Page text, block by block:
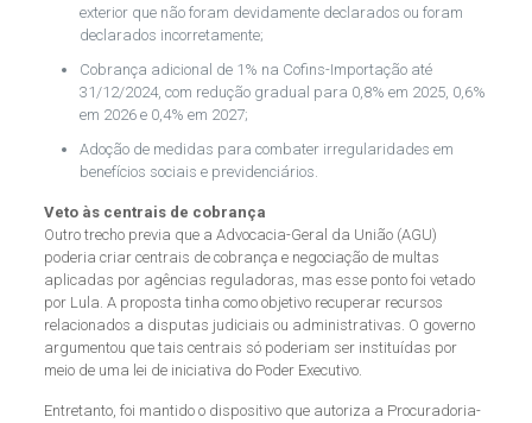
exterior que não foram devidamente declarados ou foram
declarados incorretamente;
Cobrança adicional de 1% na Cofins-Importação até
31/12/2024, com redução gradual para 0,8% em 2025, 0,6%
em 2026 e 0,4% em 2027;
Adoção de medidas para combater irregularidades em
benefícios sociais e previdenciários.
Veto às centrais de cobrança
Outro trecho previa que a Advocacia-Geral da União (AGU)
poderia criar centrais de cobrança e negociação de multas
aplicadas por agências reguladoras, mas esse ponto foi vetado
por Lula. A proposta tinha como objetivo recuperar recursos
relacionados a disputas judiciais ou administrativas. O governo
argumentou que tais centrais só poderiam ser instituídas por
meio de uma lei de iniciativa do Poder Executivo.
Entretanto, foi mantido o dispositivo que autoriza a Procuradoria-